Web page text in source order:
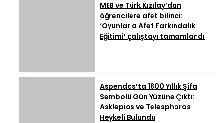
MEB ve Türk Kızılay’dan
öğrencilere afet bilinci:
‘Oyunlarla Afet Farkındalık
Eğitimi’ çalıştayı tamamlandı
Aspendos’ta 1800 Yıllık Şifa
Sembolü Gün Yüzüne Çıktı:
Asklepios ve Telesphoros
Heykeli Bulundu